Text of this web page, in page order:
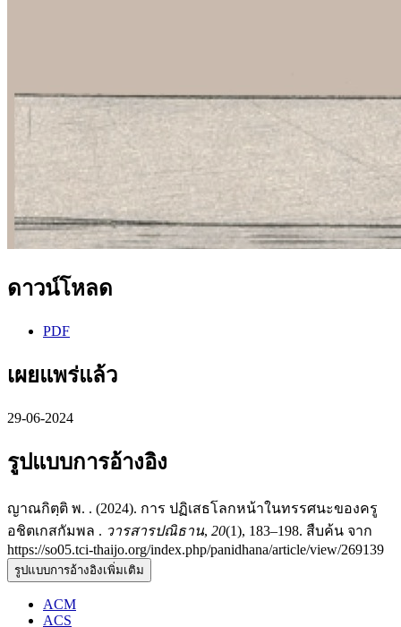
ดาวน์โหลด
PDF
เผยแพร่แล้ว
29-06-2024
รูปแบบการอ้างอิง
ญาณกิตฺติ พ. . (2024). การ ปฏิเสธโลกหน้าในทรรศนะของครู
อชิตเกสกัมพล . วารสารปณิธาน, 20(1), 183–198. สืบค้น จาก
https://so05.tci-thaijo.org/index.php/panidhana/article/view/269139
รูปแบบการอ้างอิงเพิ่มเติม
ACM
ACS